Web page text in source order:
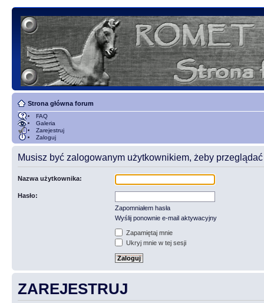
Strona główna forum
FAQ
Galeria
Zarejestruj
Zaloguj
Musisz być zalogowanym użytkownikiem, żeby przeglądać
Nazwa użytkownika:
Hasło:
Zapomniałem hasła
Wyślij ponownie e-mail aktywacyjny
Zapamiętaj mnie
Ukryj mnie w tej sesji
ZAREJESTRUJ